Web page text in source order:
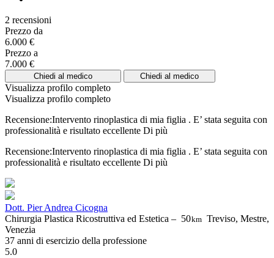
2 recensioni
Prezzo da
6.000 €
Prezzo a
7.000 €
Chiedi al medico Chiedi al medico
Visualizza profilo completo
Visualizza profilo completo
Recensione:Intervento rinoplastica di mia figlia . E’ stata seguita con
professionalità e risultato eccellente Di più
Recensione:Intervento rinoplastica di mia figlia . E’ stata seguita con
professionalità e risultato eccellente Di più
Dott. Pier Andrea Cicogna
Chirurgia Plastica Ricostruttiva ed Estetica – 50km Treviso, Mestre,
Venezia
37 anni di esercizio della professione
5.0